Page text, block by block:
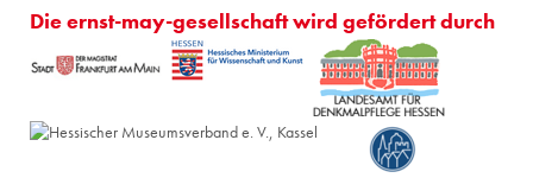
Die ernst-may-gesellschaft wird gefördert durch